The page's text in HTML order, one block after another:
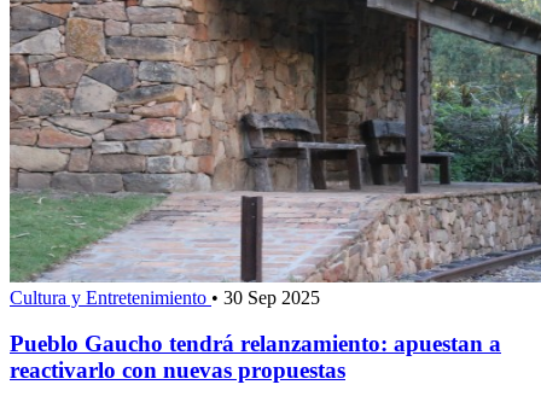
Cultura y Entretenimiento • 30 Sep 2025
Pueblo Gaucho tendrá relanzamiento: apuestan a
reactivarlo con nuevas propuestas